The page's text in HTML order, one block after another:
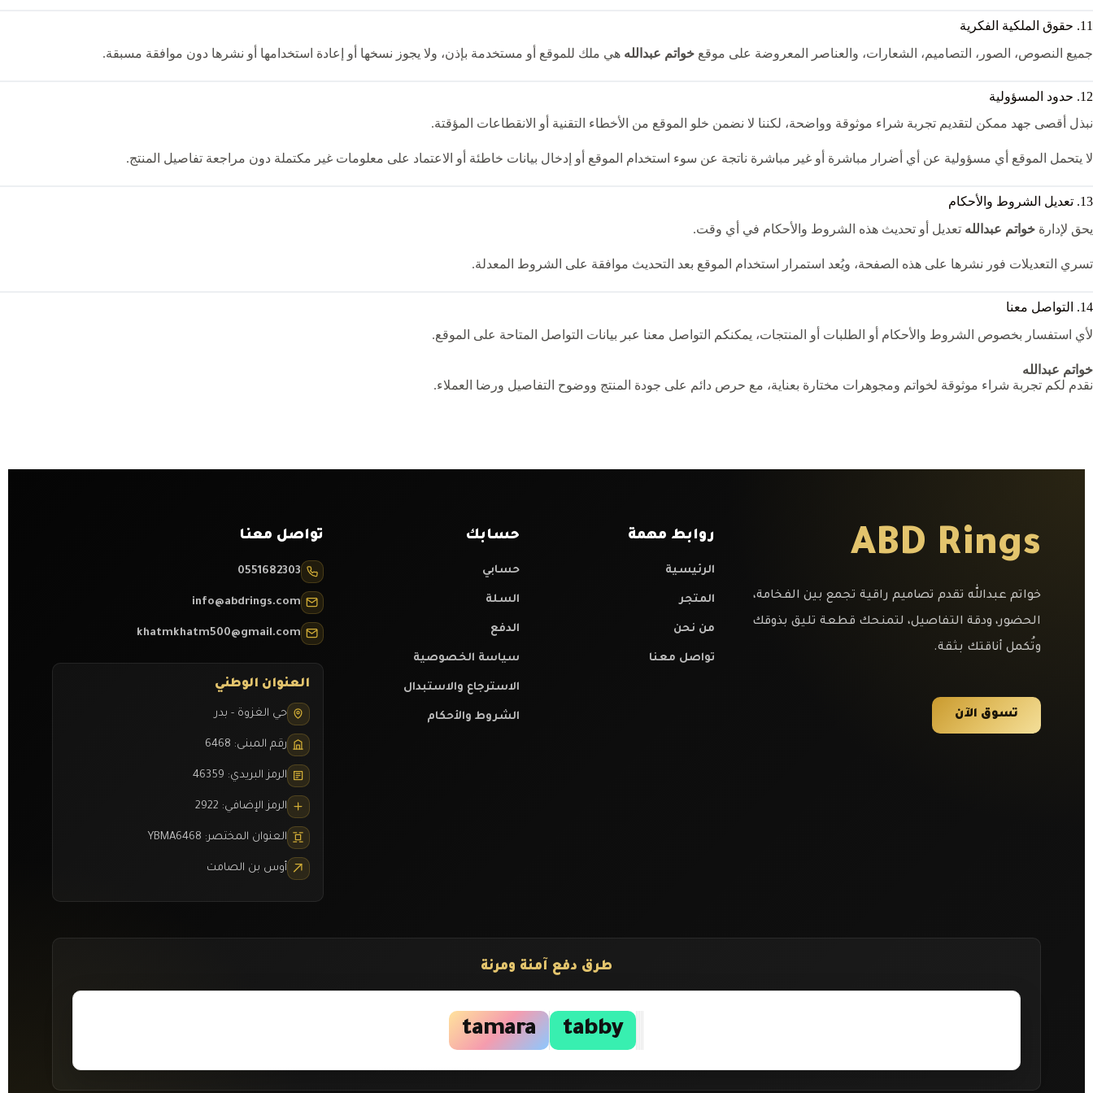
11. حقوق الملكية الفكرية
جميع النصوص، الصور، التصاميم، الشعارات، والعناصر المعروضة على موقع خواتم عبدالله هي ملك للموقع أو مستخدمة بإذن، ولا يجوز نسخها أو إعادة استخدامها أو نشرها دون موافقة مسبقة.
12. حدود المسؤولية
نبذل أقصى جهد ممكن لتقديم تجربة شراء موثوقة وواضحة، لكننا لا نضمن خلو الموقع من الأخطاء التقنية أو الانقطاعات المؤقتة.
لا يتحمل الموقع أي مسؤولية عن أي أضرار مباشرة أو غير مباشرة ناتجة عن سوء استخدام الموقع أو إدخال بيانات خاطئة أو الاعتماد على معلومات غير مكتملة دون مراجعة تفاصيل المنتج.
13. تعديل الشروط والأحكام
يحق لإدارة خواتم عبدالله تعديل أو تحديث هذه الشروط والأحكام في أي وقت.
تسري التعديلات فور نشرها على هذه الصفحة، ويُعد استمرار استخدام الموقع بعد التحديث موافقة على الشروط المعدلة.
14. التواصل معنا
لأي استفسار بخصوص الشروط والأحكام أو الطلبات أو المنتجات، يمكنكم التواصل معنا عبر بيانات التواصل المتاحة على الموقع.
خواتم عبدالله
نقدم لكم تجربة شراء موثوقة لخواتم ومجوهرات مختارة بعناية، مع حرص دائم على جودة المنتج ووضوح التفاصيل ورضا العملاء.
ABD Rings
خواتم عبدالله تقدم تصاميم راقية تجمع بين الفخامة،
الحضور، ودقة التفاصيل، لتمنحك قطعة تليق بذوقك
وتُكمل أناقتك بثقة.
تسوق الآن
روابط مهمة
الرئيسية
المتجر
من نحن
تواصل معنا
حسابك
حسابي
السلة
الدفع
سياسة الخصوصية
الاسترجاع والاستبدال
الشروط والأحكام
تواصل معنا
0551682303
info@abdrings.com
khatmkhatm500@gmail.com
العنوان الوطني
حي الغزوة - بدر
رقم المبنى: 6468
الرمز البريدي: 46359
الرمز الإضافي: 2922
العنوان المختصر: YBMA6468
أوس بن الصامت
طرق دفع آمنة ومرنة
tabby
tamara